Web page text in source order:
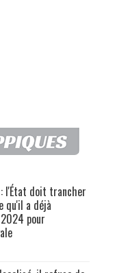
l'État doit trancher
qu'il a déjà
pour